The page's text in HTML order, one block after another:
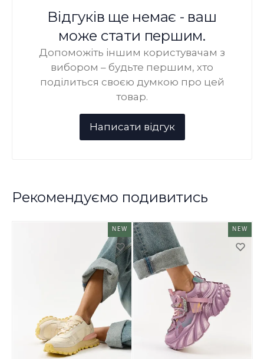
Відгуків ще немає - ваш
може стати першим.
Допоможіть іншим користувачам з
вибором – будьте першим, хто
поділиться своєю думкою про цей
товар.
Рекомендуємо подивитись
NEW NEW